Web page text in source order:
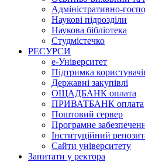
Адміністративно-
Наукові підрозділи
Наукова бібліотека
Студмістечко
РЕСУРСИ
е-Університет
Підтримка
Державні закупівлі
ОЩАДБАНК оплата
ПРИВАТБАНК оплата
Поштовий сервер
Програмне
Інституційний
Сайти університету
Запитати у ректора